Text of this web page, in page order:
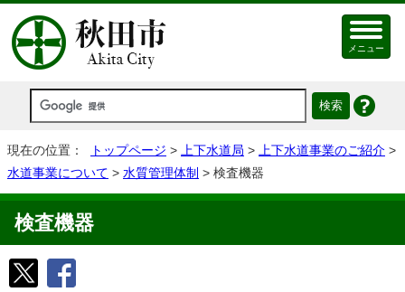
メニュー
現在の位置： トップページ > 上下水道局 > 上下水道事業のご紹介 >
水道事業について > 水質管理体制 > 検査機器
検査機器